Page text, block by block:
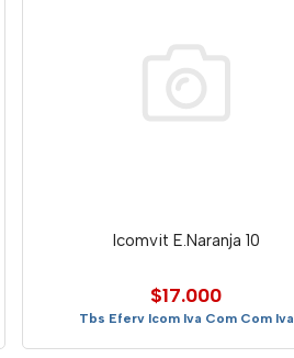
Icomvit E.Naranja 10
$17.000
Tbs Eferv Icom Iva Com Com Iva